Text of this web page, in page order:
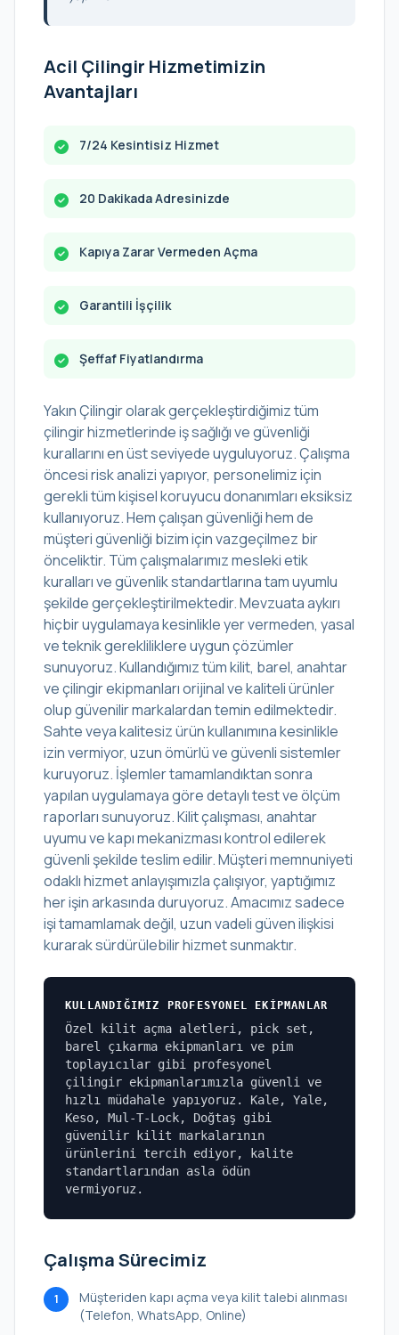
Acil Çilingir Hizmetimizin
Avantajları
7/24 Kesintisiz Hizmet
20 Dakikada Adresinizde
Kapıya Zarar Vermeden Açma
Garantili İşçilik
Şeffaf Fiyatlandırma
Yakın Çilingir olarak gerçekleştirdiğimiz tüm
çilingir hizmetlerinde iş sağlığı ve güvenliği
kurallarını en üst seviyede uyguluyoruz. Çalışma
öncesi risk analizi yapıyor, personelimiz için
gerekli tüm kişisel koruyucu donanımları eksiksiz
kullanıyoruz. Hem çalışan güvenliği hem de
müşteri güvenliği bizim için vazgeçilmez bir
önceliktir. Tüm çalışmalarımız mesleki etik
kuralları ve güvenlik standartlarına tam uyumlu
şekilde gerçekleştirilmektedir. Mevzuata aykırı
hiçbir uygulamaya kesinlikle yer vermeden, yasal
ve teknik gerekliliklere uygun çözümler
sunuyoruz. Kullandığımız tüm kilit, barel, anahtar
ve çilingir ekipmanları orijinal ve kaliteli ürünler
olup güvenilir markalardan temin edilmektedir.
Sahte veya kalitesiz ürün kullanımına kesinlikle
izin vermiyor, uzun ömürlü ve güvenli sistemler
kuruyoruz. İşlemler tamamlandıktan sonra
yapılan uygulamaya göre detaylı test ve ölçüm
raporları sunuyoruz. Kilit çalışması, anahtar
uyumu ve kapı mekanizması kontrol edilerek
güvenli şekilde teslim edilir. Müşteri memnuniyeti
odaklı hizmet anlayışımızla çalışıyor, yaptığımız
her işin arkasında duruyoruz. Amacımız sadece
işi tamamlamak değil, uzun vadeli güven ilişkisi
kurarak sürdürülebilir hizmet sunmaktır.
KULLANDIĞIMIZ PROFESYONEL EKIPMANLAR
Özel kilit açma aletleri, pick set,
barel çıkarma ekipmanları ve pim
toplayıcılar gibi profesyonel
çilingir ekipmanlarımızla güvenli ve
hızlı müdahale yapıyoruz. Kale, Yale,
Keso, Mul-T-Lock, Doğtaş gibi
güvenilir kilit markalarının
ürünlerini tercih ediyor, kalite
standartlarından asla ödün
vermiyoruz.
Çalışma Sürecimiz
1
Müşteriden kapı açma veya kilit talebi alınması
(Telefon, WhatsApp, Online)